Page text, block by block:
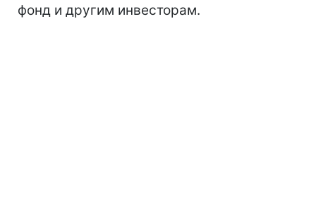
фонд и другим инвесторам.